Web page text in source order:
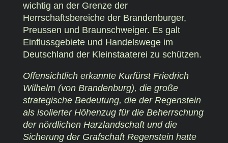
wichtig an der Grenze der
Herrschaftsbereiche der Brandenburger,
Preussen und Braunschweiger. Es galt
Einflussgebiete und Handelswege im
Deutschland der Kleinstaaterei zu schützen.
Offensichtlich erkannte Kurfürst Friedrich
Wilhelm (von Brandenburg), die große
strategische Bedeutung, die der Regenstein
als isolierter Höhenzug für die Beherrschung
der nördlichen Harzlandschaft und die
Sicherung der Grafschaft Regenstein hatte